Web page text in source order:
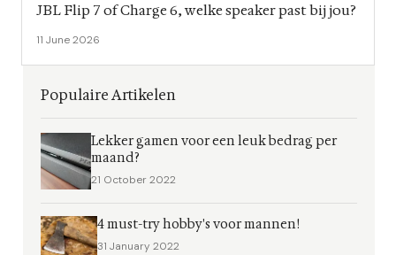
JBL Flip 7 of Charge 6, welke speaker past bij jou?
11 June 2026
Populaire Artikelen
Lekker gamen voor een leuk bedrag per
maand?
21 October 2022
4 must-try hobby's voor mannen!
31 January 2022